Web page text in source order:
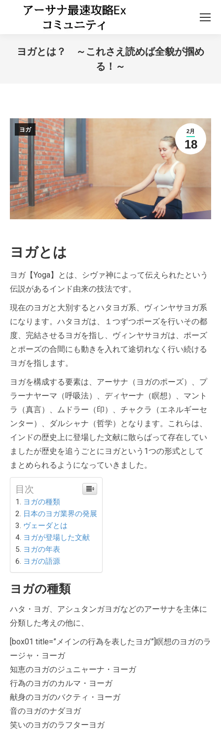
ヨガとは？ ～これさえ読めば全貌が掴め
る！～
2月
18
ヨガ
ヨガとは
ヨガ【Yoga】とは、シヴァ神によって伝えられたという
伝説があるインド由来の技法です。
現在のヨガと大別するとハタヨガ系、ヴィンヤサヨガ系
になります。ハタヨガは、１つずつポーズを行いその都
度、完結させるヨガを指し、ヴィンヤサヨガは、ポーズ
とポーズの合間にも動きを入れて途切れなく行い続ける
ヨガを指します。
ヨガを構成する要素は、アーサナ（ヨガのポーズ）、プ
ラーナヤーマ（呼吸法）、ディヤーナ（瞑想）、マント
ラ（真言）、ムドラー（印）、チャクラ（エネルギーセ
ンター）、ダルシャナ（哲学）となります。これらは、
インドの歴史上に登場した文献に散らばって存在してい
ましたが歴史を追うごとにヨガという1つの形式として
まとめられるようになっていきました。
目次
ヨガの種類
日本のヨガ業界の発展
ヴェーダとは
ヨガが登場した文献
ヨガの年表
ヨガの語源
ヨガの種類
ハタ・ヨガ、アシュタンガヨガなどのアーサナを主体に
分類した考えの他に、
[box01 title=”メインの行為を表したヨガ”]瞑想のヨガのラ
ージャ・ヨーガ
知恵のヨガのジュニャーナ・ヨーガ
行為のヨガのカルマ・ヨーガ
献身のヨガのバクティ・ヨーガ
音のヨガのナダヨガ
笑いのヨガのラフターヨガ